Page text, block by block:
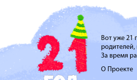
Вот уже 21
За время
О Проекте